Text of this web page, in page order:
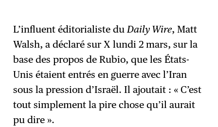
L’influent éditorialiste duDaily Wire, Matt
Walsh, a déclaré sur X lundi 2 mars, sur la
base des propos de Rubio, que les États-
Unis étaient entrés en guerre avec l’Iran
sous la pression d’Israël. Il ajoutait : « C’est
tout simplement la pire chose qu’il aurait
pu dire ».